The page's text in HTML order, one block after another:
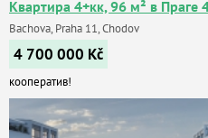
Квартира 4+кк, 96 м² в Праге
Bachova, Praha 11, Chodov
4 700 000 Kč
кооператив!